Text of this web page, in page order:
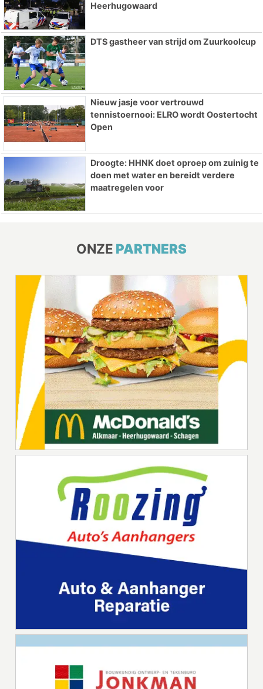
Heerhugowaard
DTS gastheer van strijd om Zuurkoolcup
Nieuw jasje voor vertrouwd
tennistoernooi: ELRO wordt Oostertocht
Open
Droogte: HHNK doet oproep om zuinig te
doen met water en bereidt verdere
maatregelen voor
ONZE PARTNERS